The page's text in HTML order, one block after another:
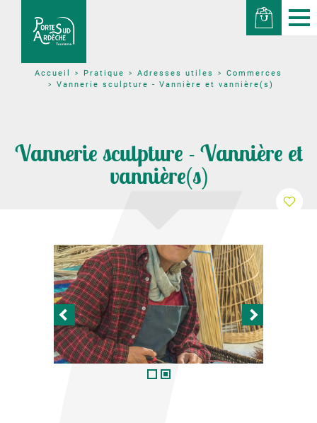
Accueil Pratique Adresses utiles
Commerces
Vannerie sculpture - Vannière et vannière(s)
Vannerie sculpture - Vannière et
vannière(s)